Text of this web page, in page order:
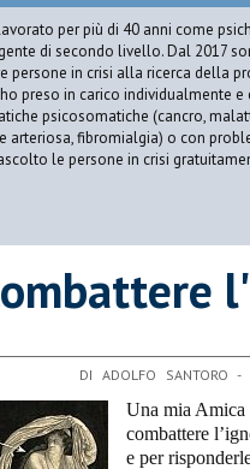
per più di 40 anni come
di secondo livello. Dal 2017
persone in crisi alla ricerca della
preso in carico individualmente
psicosomatiche (cancro,
arteriosa, fibromialgia) o con
le persone in crisi
DI ADOLFO SANTORO
Una mia Amica
combattere
e per